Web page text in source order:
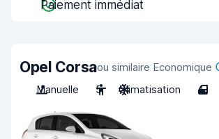
Paiement immédiat
Opel Corsaou similaire Economique
Manuelle
5 Climatisation 4